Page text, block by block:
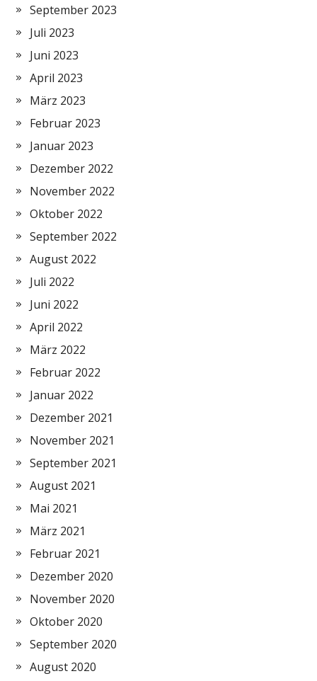
September 2023
Juli 2023
Juni 2023
April 2023
März 2023
Februar 2023
Januar 2023
Dezember 2022
November 2022
Oktober 2022
September 2022
August 2022
Juli 2022
Juni 2022
April 2022
März 2022
Februar 2022
Januar 2022
Dezember 2021
November 2021
September 2021
August 2021
Mai 2021
März 2021
Februar 2021
Dezember 2020
November 2020
Oktober 2020
September 2020
August 2020